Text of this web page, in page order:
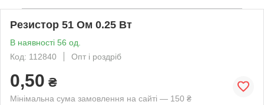
Резистор 51 Ом 0.25 Вт
В наявності 56 од.
Код: 112840
Опт і роздріб
0,50 ₴
Мінімальна сума замовлення на сайті — 150 ₴